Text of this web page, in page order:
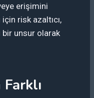
erişimini
için risk azaltıcı,
unsur olarak